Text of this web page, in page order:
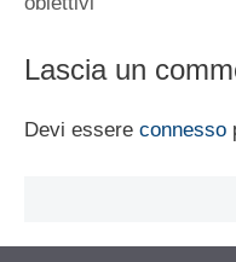
Lascia un
Devi essere connesso